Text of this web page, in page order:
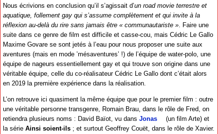
Nous écrivions en conclusion qu’il s’agissait d’un road movie terrestre et
aquatique, follement gay qui s’assume complètement et qui invite à la
réflexion au-delà du rire sans jamais être « communautariste » . Faire une
suite dans ce genre de film est difficile et casse-cou, mais Cédric Le Gallo
Maxime Govare se sont jetés à l’eau pour nous proposer une suite aux
aventures (mais en mode ’mésaventures’ !) de l’équipe de water-polo, une
équipe de nageurs essentiellement gay et qui trouve son origine dans une
véritable équipe, celle du co-réalisateur Cédric Le Gallo dont c’était alors
en 2019 la première expérience dans la réalisation.
L’on retrouve ici quasiment la même équipe que pour le premier film : outre
une véritable personne transgenre, Romain Brau, dans le rôle de Fred, on
retiendra plusieurs noms : David Baïot, vu dans Jonas
(un film Arte) et
la série Ainsi soient-ils ; et surtout Geoffrey Couët, dans le rôle de Xavier.